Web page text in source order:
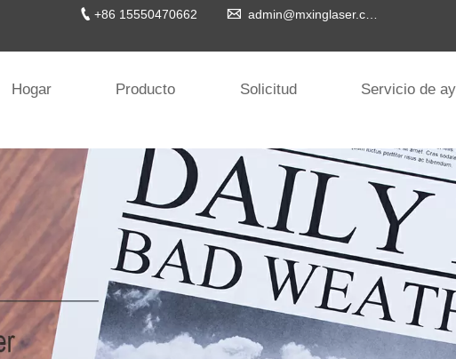
+86 15550470662  admin@mxinglaser.com
Hogar Producto Solicitud Servicio de